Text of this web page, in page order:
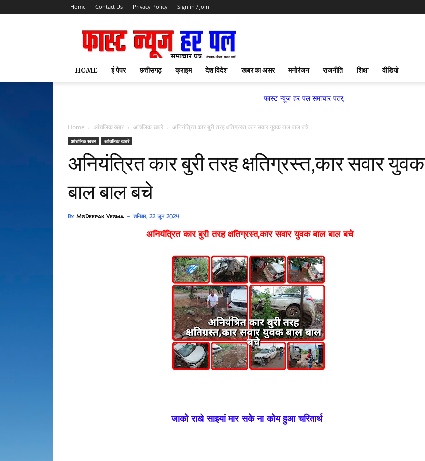
Home Contact Us Privacy Policy Sign in / Join
HOME ई पेपर छत्तीसगढ़ क्राइम देश विदेश खबर का असर मनोरंजन राजनीति शिक्षा वीडियो
फास्ट न्यूज हर पल समाचार पत्र,
Home आंचलिक खबर आंचलिक खबरे अनियंत्रित कार बुरी तरह क्षतिग्रस्त,कार सवार युवक बाल बाल बचे
आंचलिक खबर आंचलिक खबरे
अनियंत्रित कार बुरी तरह क्षतिग्रस्त,कार सवार युवक
बाल बाल बचे
By Mr.Deepak Verma शनिवार, 22 जून 2024
अनियंत्रित कार बुरी तरह क्षतिग्रस्त,कार सवार युवक बाल बाल बचे
जाको राखे साइयां मार सके ना कोय हुआ चरितार्थ